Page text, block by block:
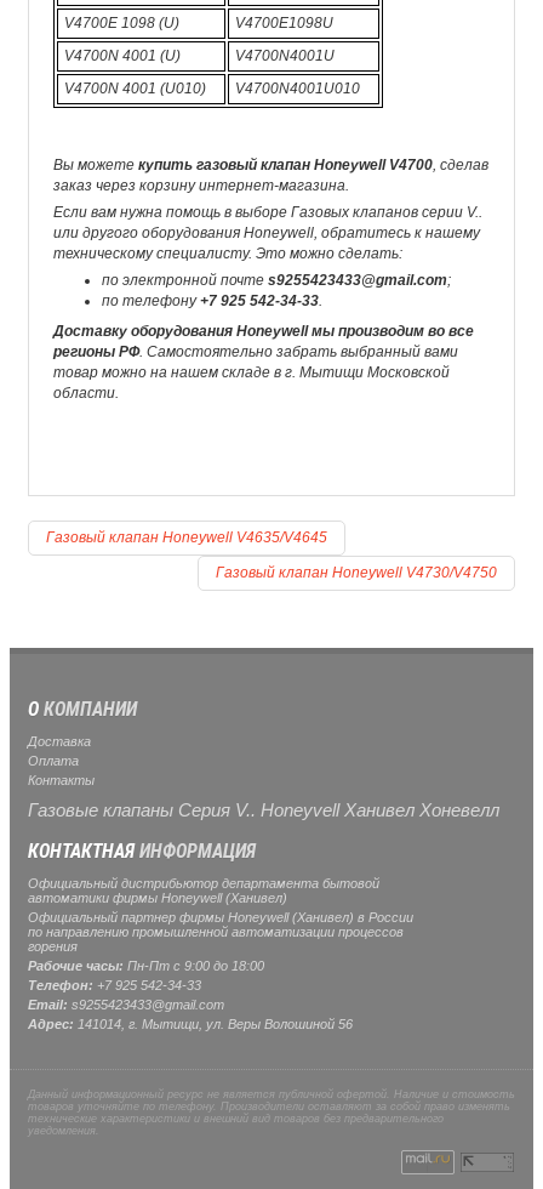
V4700E 1098 (U)
V4700E1098U
V4700N 4001 (U)
V4700N4001U
V4700N 4001 (U010)
V4700N4001U010
Вы можете купить газовый клапан Honeywell V4700 , сделав
заказ через корзину интернет-магазина.
Если вам нужна помощь в выборе Газовых клапанов серии V..
или другого оборудования Honeywell, обратитесь к нашему
техническому специалисту. Это можно сделать:
по электронной почте s9255423433@gmail.com;
по телефону+7 925 542-34-33
Доставку оборудования Honeywell мы производим во все
регионы РФ. Самостоятельно забрать выбранный вами
товар можно на нашем складе в г. Мытищи Московской
области.
Газовый клапан Honeywell V4635/V4645
Газовый клапан Honeywell V4730/V4750
О КОМПАНИИ
Доставка
Оплата
Контакты
Газовые клапаны Серия V.. Honeyvell Ханивел Хоневелл
КОНТАКТНАЯИНФОРМАЦИЯ
Официальный дистрибьютор департамента бытовой
автоматики фирмы Honeywell (Ханивел)
Официальный партнер фирмы Honeywell (Ханивел) в России
по направлению промышленной автоматизации процессов
горения
Рабочие часы: Пн-Пт с 9:00 до 18:00
Телефон: +7 925 542-34-33
Email: s9255423433@gmail.com
Адрес: 141014, г. Мытищи , ул. Веры Волошиной 56
Данный информационный ресурс не является публичной офертой. Наличие и стоимость
товаров уточняйте по телефону. Производители оставляют за собой право изменять
технические характеристики и внешний вид товаров без предварительного
уведомления.